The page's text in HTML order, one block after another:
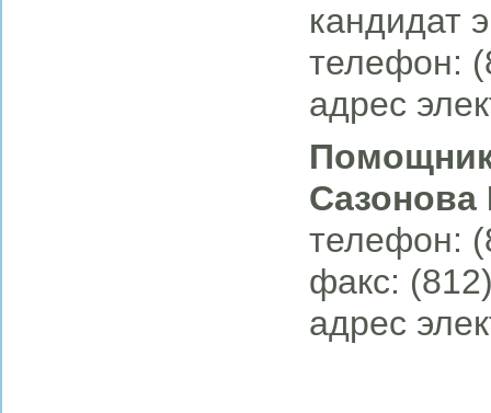
кандидат
телефон:
адрес
телефон:
факс:
адрес